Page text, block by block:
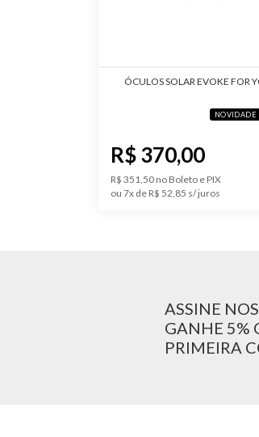
ÓCULOS SOLAR EVOKE FOR
NOVIDADE
R$ 370,00
R$ 351,50 no Boleto e PIX
ou 7x de R$ 52,85
ASSINE
GANHE 5%
PRIMEIRA